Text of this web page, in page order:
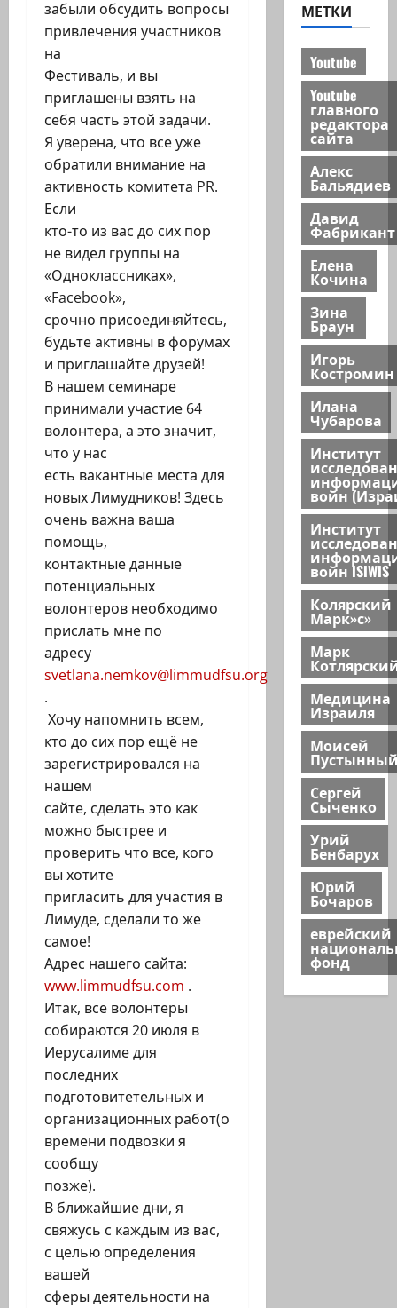
забыли обсудить вопросы
привлечения участников
на
Фестиваль, и вы
приглашены взять на
себя часть этой задачи.
Я уверена, что все уже
обратили внимание на
активность комитета PR.
Если
кто-то из вас до сих пор
не видел группы на
«Одноклассниках»,
«Facebook»,
срочно присоединяйтесь,
будьте активны в форумах
и приглашайте друзей!
В нашем семинаре
принимали участие 64
волонтера, а это значит,
что у нас
есть вакантные места для
новых Лимудников! Здесь
очень важна ваша
помощь,
контактные данные
потенциальных
волонтеров необходимо
прислать мне по
адресу
svetlana.nemkov@limmudfsu.org
.
Хочу напомнить всем,
кто до сих пор ещё не
зарегистрировался на
нашем
сайте, сделать это как
можно быстрее и
проверить что все, кого
вы хотите
пригласить для участия в
Лимуде, сделали то же
самое!
Адрес нашего сайта:
www.limmudfsu.com .
Итак, все волонтеры
собираются 20 июля в
Иерусалиме для
последних
подготовитетельных и
организационных работ(о
времени подвозки я
сообщу
позже).
В ближайшие дни, я
свяжусь с каждым из вас,
с целью определения
вашей
сферы деятельности на
МЕТКИ
Youtube
Youtube
главного
редактора
сайта
Алекс
Бальядиев
Давид
Фабрикант
Елена
Кочина
Зина
Браун
Игорь
Костромин
Илана
Чубарова
Институт
войн
Институт
войн ISIWIS
Колярский
Марк»с»
Марк
Медицина
Израиля
Моисей
Сергей
Сыченко
Урий
Бенбарух
Юрий
Бочаров
еврейский
фонд